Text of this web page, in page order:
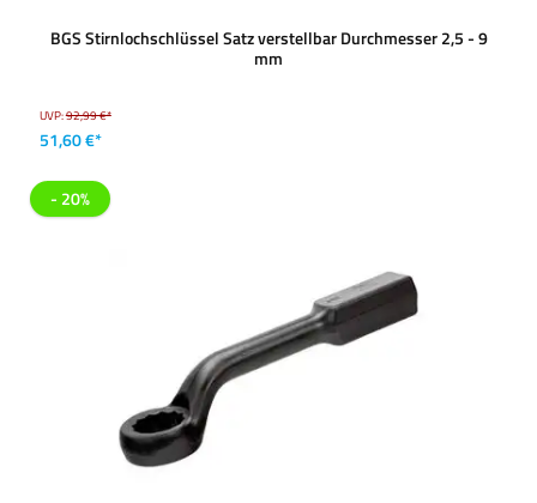
BGS Stirnlochschlüssel Satz verstellbar Durchmesser 2,5 - 9
mm
UVP:92,99 €*
51,60 €*
- 20%